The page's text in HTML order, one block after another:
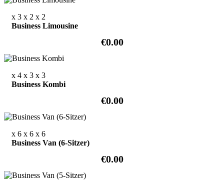
x 3 x 2 x 2
Business Limousine
€0.00
x 4 x 3 x 3
Business Kombi
€0.00
x 6 x 6 x 6
Business Van (6-Sitzer)
€0.00